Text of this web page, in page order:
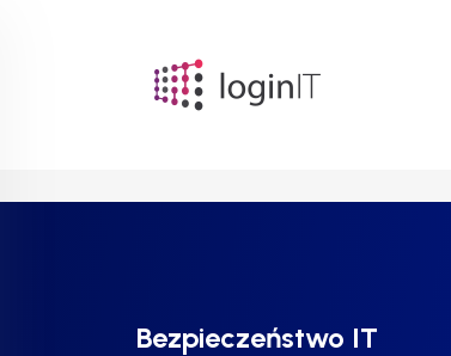
Bezpieczeństwo IT
Bezpieczeństwo IT